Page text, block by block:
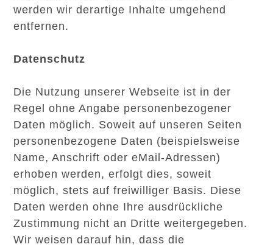
werden wir derartige Inhalte umgehend
entfernen.
Datenschutz
Die Nutzung unserer Webseite ist in der
Regel ohne Angabe personenbezogener
Daten möglich. Soweit auf unseren Seiten
personenbezogene Daten (beispielsweise
Name, Anschrift oder eMail-Adressen)
erhoben werden, erfolgt dies, soweit
möglich, stets auf freiwilliger Basis. Diese
Daten werden ohne Ihre ausdrückliche
Zustimmung nicht an Dritte weitergegeben.
Wir weisen darauf hin, dass die